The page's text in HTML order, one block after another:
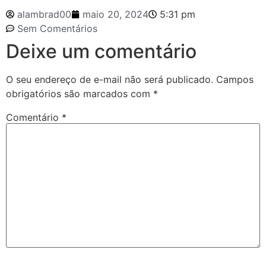
alambrad00
maio 20, 2024
5:31 pm
Sem Comentários
Deixe um comentário
O seu endereço de e-mail não será publicado. Campos
obrigatórios são marcados com *
Comentário *